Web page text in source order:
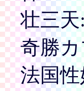
壮三天
奇勝カ
法国性